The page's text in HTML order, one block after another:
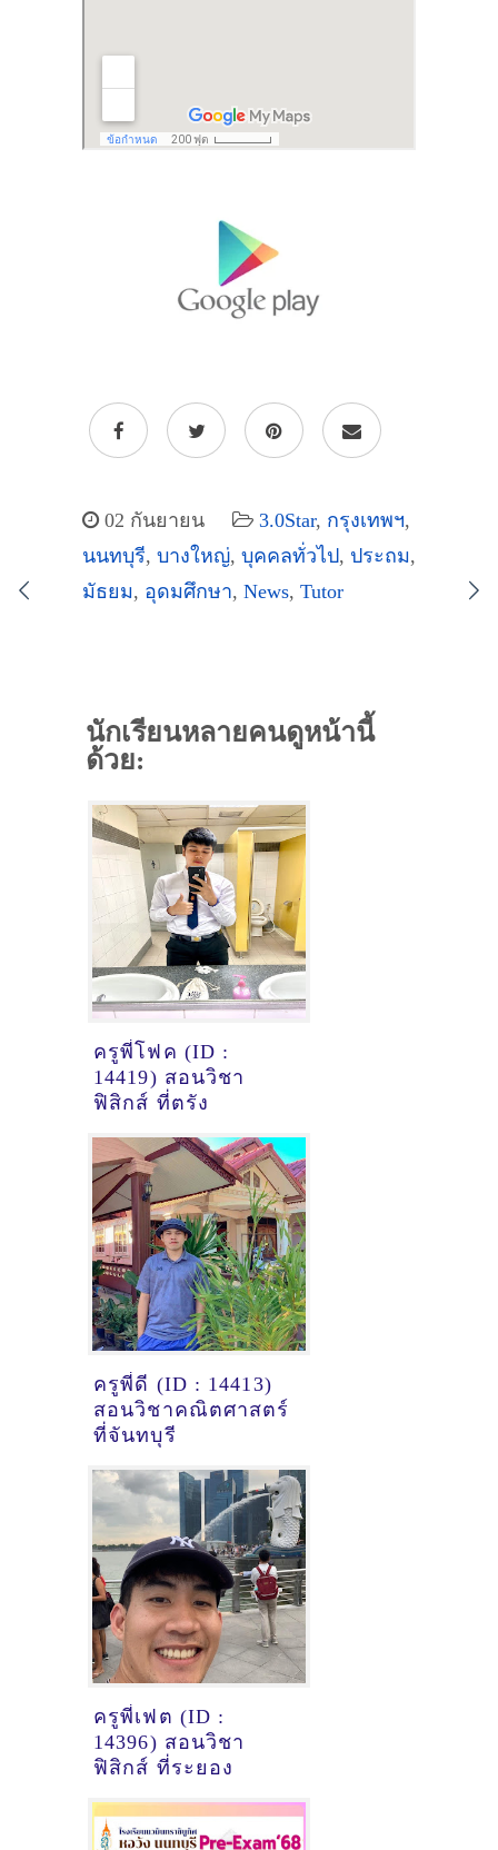
02 กันยายน 3.0Star, กรุงเทพฯ,
นนทบุรี, บางใหญ่, บุคคลทั่วไป, ประถม,
มัธยม, อุดมศึกษา, News, Tutor
นักเรียนหลายคนดูหน้านี้
ด้วย:
ครูพี่โฟค (ID :
14419) สอนวิชา
ฟิสิกส์ ที่ตรัง
ครูพี่ดี (ID : 14413)
สอนวิชาคณิตศาสตร์
ที่จันทบุรี
ครูพี่เฟต (ID :
14396) สอนวิชา
ฟิสิกส์ ที่ระยอง